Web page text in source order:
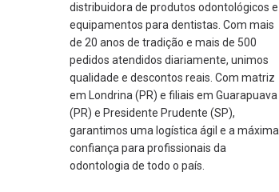
distribuidora de produtos odontológicos e
equipamentos para dentistas. Com mais
de 20 anos de tradição e mais de 500
pedidos atendidos diariamente, unimos
qualidade e descontos reais. Com matriz
em Londrina (PR) e filiais em Guarapuava
(PR) e Presidente Prudente (SP),
garantimos uma logística ágil e a máxima
confiança para profissionais da
odontologia de todo o país.